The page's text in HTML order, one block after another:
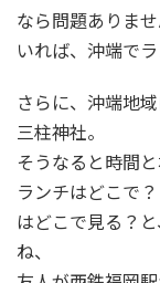
なら問題ありま
いれば、沖端で
さらに、沖端地
三柱神社。
そうなると時間
ランチはどこで
はどこで見る？
ね、